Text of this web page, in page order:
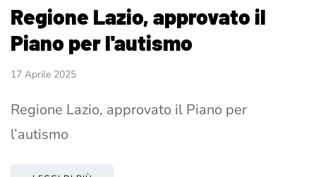
Regione Lazio, approvato il
Piano per l'autismo
17 Aprile 2025
Regione Lazio, approvato il Piano per
l’autismo